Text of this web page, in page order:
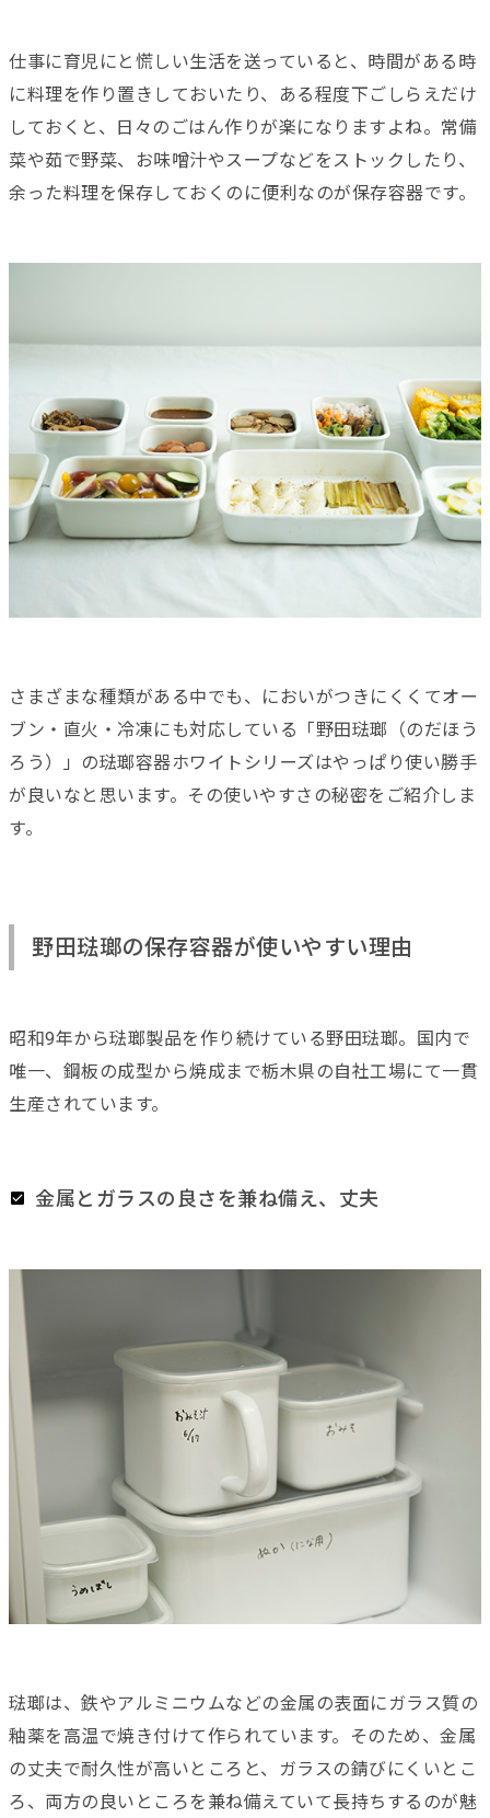
仕事に育児にと慌しい生活を送っていると、時間がある時
に料理を作り置きしておいたり、ある程度下ごしらえだけ
しておくと、日々のごはん作りが楽になりますよね。常備
菜や茹で野菜、お味噌汁やスープなどをストックしたり、
余った料理を保存しておくのに便利なのが保存容器です。
さまざまな種類がある中でも、においがつきにくくてオー
ブン・直火・冷凍にも対応している「野田琺瑯（のだほう
ろう）」の琺瑯容器ホワイトシリーズはやっぱり使い勝手
が良いなと思います。その使いやすさの秘密をご紹介しま
す。
野田琺瑯の保存容器が使いやすい理由
昭和9年から琺瑯製品を作り続けている野田琺瑯。国内で
唯一、 鋼板の成型から焼成まで栃木県の自社工場にて一貫
生産されています。
金属とガラスの良さを兼ね備え、丈夫
琺瑯は、鉄やアルミニウムなどの金属の表面にガラス質の
釉薬を高温で焼き付けて作られています。そのため、金属
の丈夫で耐久性が高いところと、ガラスの錆びにくいとこ
ろ、両方の良いところを兼ね備えていて長持ちするのが魅